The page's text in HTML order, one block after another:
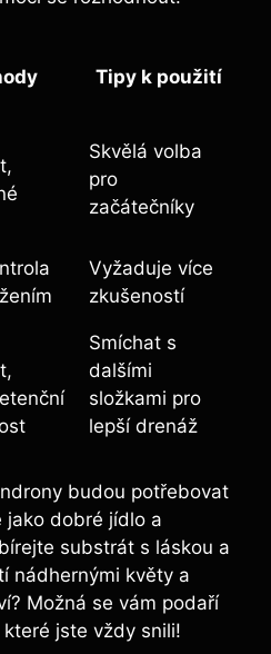
Tipy k použití
Skvělá volba
pro
začátečníky
Vyžaduje více
zkušeností
Smíchat s
dalšími
složkami pro
lepší drenáž
budou potřebovat
jako dobré jídlo a
substrát s láskou a
nádhernými květy a
Možná se vám podaří
jste vždy snili!